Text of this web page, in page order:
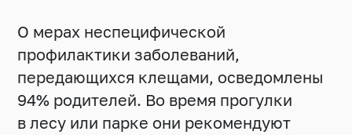
О мерах неспецифической
профилактики заболеваний,
передающихся клещами, осведомлены
94% родителей. Во время прогулки
в лесу или парке они рекомендуют